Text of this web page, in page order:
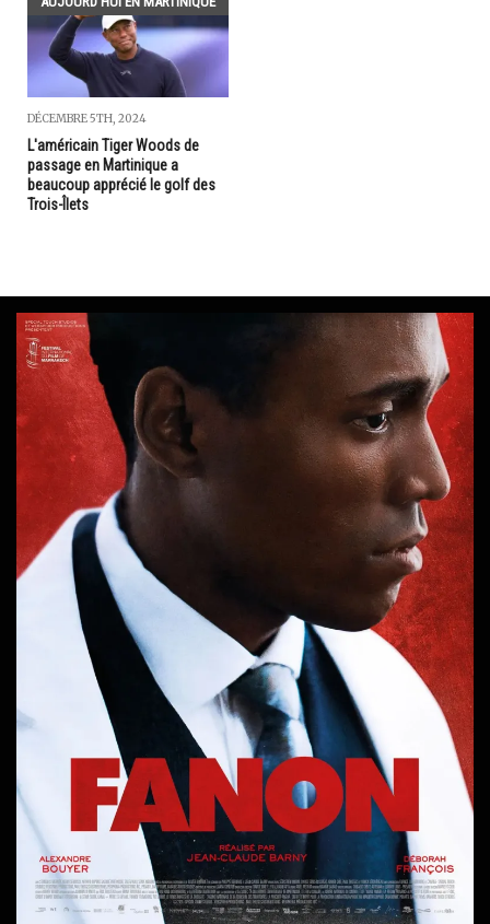
DÉCEMBRE 5TH, 2024
L'américain Tiger Woods de
passage en Martinique a
beaucoup apprécié le golf des
Trois-Îlets